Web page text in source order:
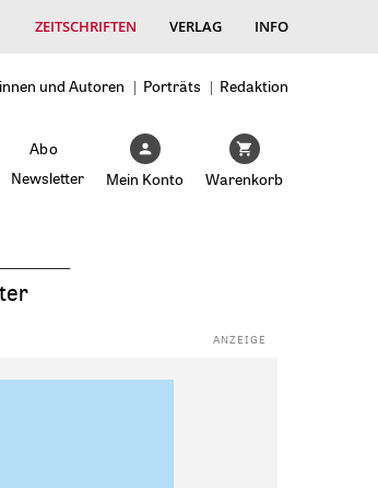
ZEITSCHRIFTEN VERLAG INFO
und Autoren Porträts
Redaktion
Abo
Newsletter
Mein Konto Warenkorb